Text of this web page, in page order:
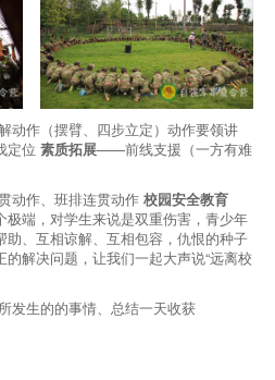
作（摆臂、四步立定）动作要领讲
定位 素质拓展——前线支援（一方有难
作、班排连贯动作 校园安全教育
端，对学生来说是双重伤害，青少年
、互相谅解、互相包容，仇恨的种子
解决问题，让我们一起大声说“远离校
生的的事情、总结一天收获